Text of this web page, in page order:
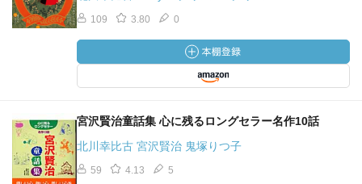
109 3.80 0
宮沢賢治童話集 心に残るロングセラー名作10話
北川幸比古 宮沢賢治 鬼塚りつ子
59 4.13 5